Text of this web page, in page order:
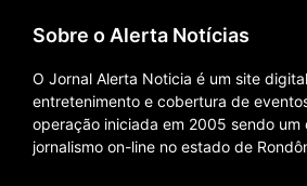
Sobre o Alerta Notícias
O Jornal Alerta Noticia é um site
entretenimento e cobertura de
operação iniciada em 2005 sendo um
jornalismo on-line no estado de